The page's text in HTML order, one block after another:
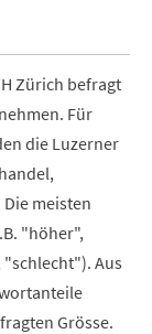
Zürich befragt
Für
die Luzerner
meisten
"höher",
Aus
Grösse.